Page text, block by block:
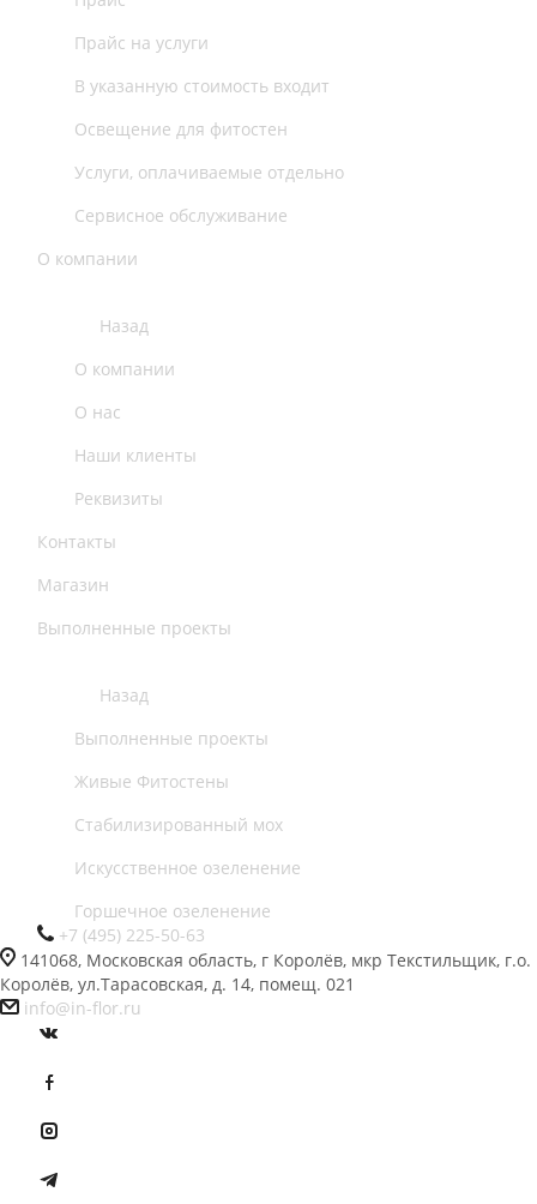
Прайс на услуги
В указанную стоимость входит
Освещение для фитостен
Услуги, оплачиваемые отдельно
Сервисное обслуживание
О компании
Назад
О компании
О нас
Наши клиенты
Реквизиты
Контакты
Магазин
Выполненные проекты
Назад
Выполненные проекты
Живые Фитостены
Стабилизированный мох
Искусственное озеленение
Горшечное озеленение
+7 (495) 225-50-63
141068, Московская область, г Королёв, мкр Текстильщик, г.о.
Королёв, ул.Тарасовская, д. 14, помещ. 021
info@in-flor.ru